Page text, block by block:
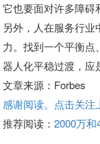
它也要面对许多障碍
另外，人在服务行
力。找到一个平衡
器人化平稳过渡，应
文章来源：Forbes
感谢阅读。点击关注
推荐阅读：2000万